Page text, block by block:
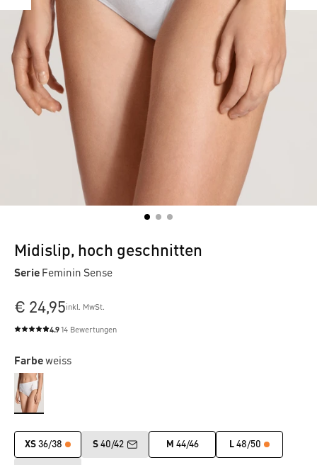
Midislip, hoch geschnitten
Serie Feminin Sense
€ 24,95inkl. MwSt.
Durchschnittliche Bewertung von 4.9 von 5 Sternen
4.914 Bewertungen
Farbeweiss
XS 36/38 S40/42 M 44/46 L 48/50